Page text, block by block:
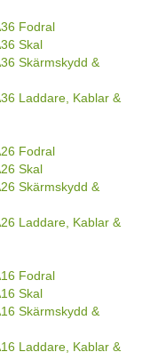
Fodral
Skal
Skärmskydd &
Laddare, Kablar &
Fodral
Skal
Skärmskydd &
Laddare, Kablar &
Fodral
Skal
Skärmskydd &
Laddare, Kablar &